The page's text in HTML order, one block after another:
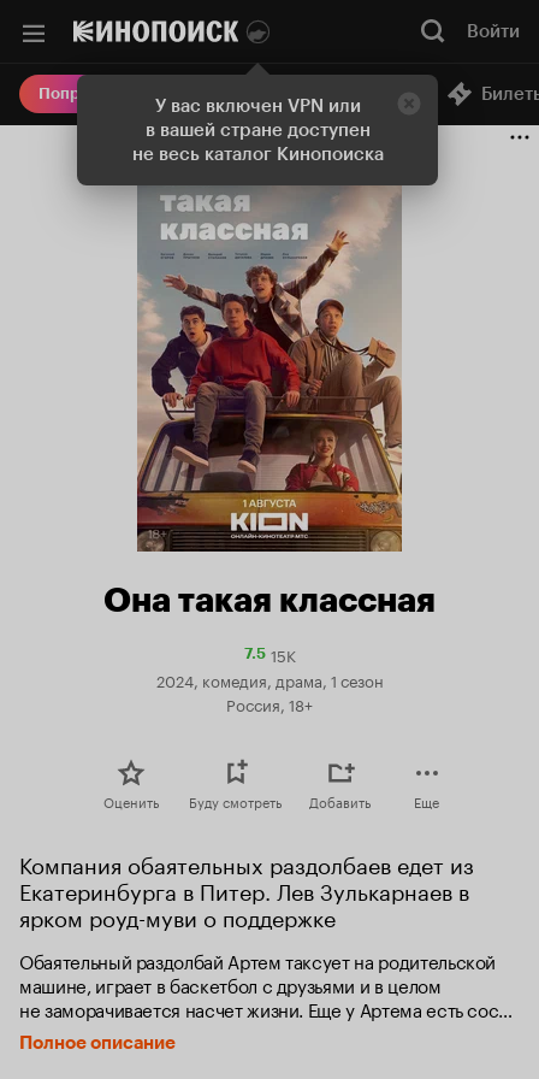
У вас включен VPN или
в вашей стране доступен
не весь каталог Кинопоиска
Войти
Попробовать Плюс Онлайн-кинотеатр
Она такая классная
7.5Рейтинг
Кинопоиска
7.5
15K
2024, комедия, драма, 1 сезон
Россия, 18+
Оценить Буду смотреть Добавить Еще
Компания обаятельных раздолбаев едет из
Екатеринбурга в Питер. Лев Зулькарнаев в
ярком роуд-муви о поддержке
Обаятельный раздолбай Артем таксует на родительской
машине, играет в баскетбол с друзьями и в целом
не заморачивается насчет жизни. Еще у Артема есть сосед
Лёня, восемнадцатилетний парень с расстройством
аутистического спектра, живущий под гиперопекой своей
Полное описание